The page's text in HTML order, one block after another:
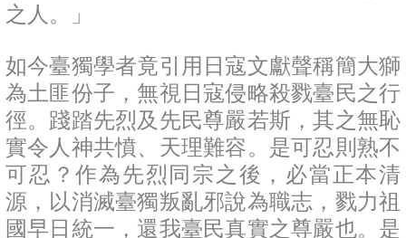
之人。」
如今臺獨學者竟引用日寇文獻聲稱簡大獅
為土匪份子，無視日寇侵略殺戮臺民之行
徑。踐踏先烈及先民尊嚴若斯，其之無恥
實令人神共憤、天理難容。是可忍則熟不
可忍？作為先烈同宗之後，必當正本清
源，以消滅臺獨叛亂邪說為職志，戮力祖
國早日統一，還我臺民真實之尊嚴也。是